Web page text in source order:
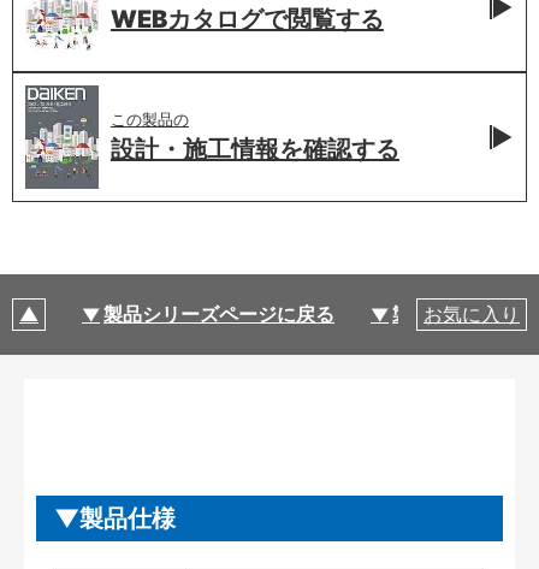
WEBカタログで閲覧する
この製品の
設計・施工情報を確認する
製品シリーズページに戻る 製品仕様
お気に入り
製品仕様